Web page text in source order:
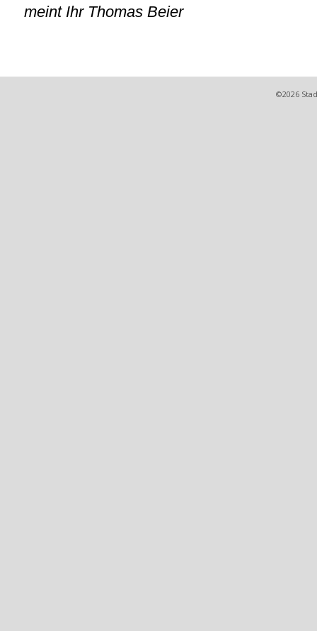
meint Ihr Thomas Beier
©2026